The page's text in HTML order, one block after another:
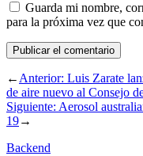
Guarda mi nombre,
para la próxima vez que
←Anterior: Luis Zarate
de aire nuevo al Consejo
Siguiente: Aerosol
19→
Backend